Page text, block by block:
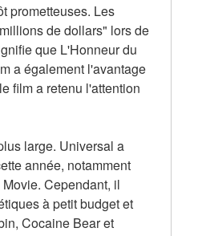
prometteuses. Les
de dollars" lors de
que L'Honneur du
a également l'avantage
film a retenu l'attention
large. Universal a
année, notamment
Cependant, il
à petit budget et
Cocaine Bear et